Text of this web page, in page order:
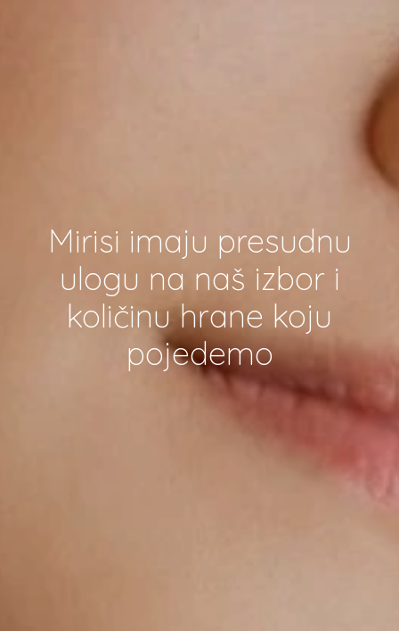
Mirisi imaju presudnu
ulogu na naš izbor i
količinu hrane koju
pojedemo